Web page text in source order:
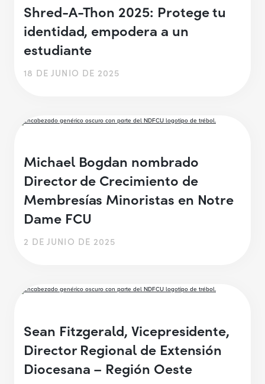
Shred-A-Thon 2025: Protege tu
identidad, empodera a un
estudiante
18 DE JUNIO DE 2025
Michael Bogdan nombrado
Director de Crecimiento de
Membresías Minoristas en Notre
Dame FCU
2 DE JUNIO DE 2025
Sean Fitzgerald, Vicepresidente,
Director Regional de Extensión
Diocesana – Región Oeste